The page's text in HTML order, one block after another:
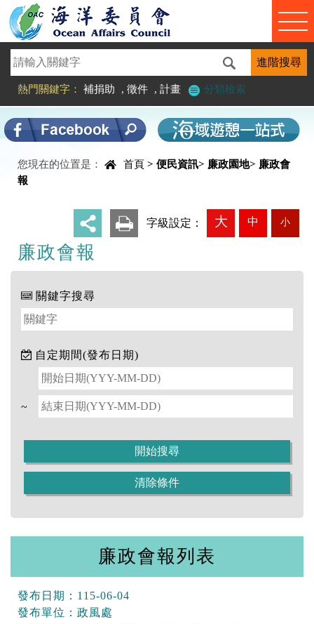
進入內容區塊
熱門關鍵字： 補捐助 , 徵件 , 計畫 分類檢索
您現在的位置是： 首頁 > 便民資訊> 廉政園地> 廉政會
報
字級設定： 大 中 小
廉政會報
中央內容區塊
關鍵字搜尋
自定期間(發布日期)
~
廉政會報列表
發布日期： 115-06-04
發布單位： 政風處